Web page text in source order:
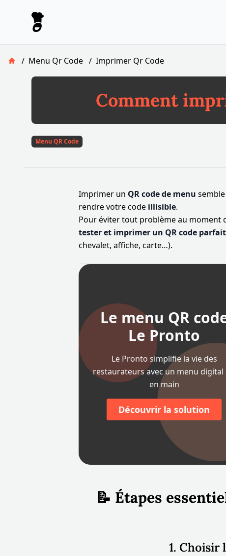
Le Pronto
Retour à la page d'accueil
/ Menu Qr Code / Imprimer Qr Code
Comment
Menu QR Code
Imprimer un QR code de menu
rendre votre code illisible.
Pour éviter tout problème au moment
tester et imprimer un QR code
chevalet, affiche, carte…).
Le menu QR
Le Pronto
Le Pronto simplifie la vie des
restaurateurs avec un menu digital
en main
Découvrir la solution
📝 Étapes
1. Choisir